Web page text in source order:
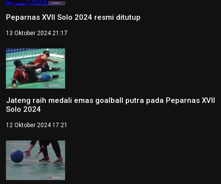
Peparnas XVII Solo 2024 resmi ditutup
13 Oktober 2024 21:17
Jateng raih medali emas goalball putra pada Peparnas XVII
Solo 2024
12 Oktober 2024 17:21